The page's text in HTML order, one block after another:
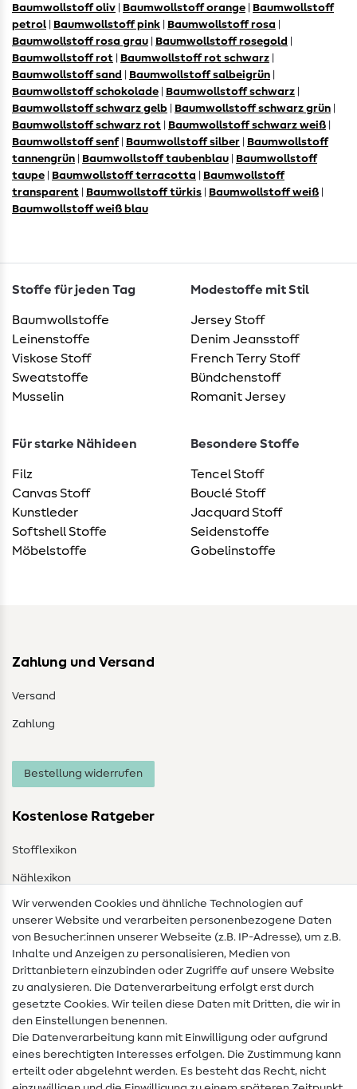
Baumwollstoff oliv
Baumwollstoff orange
Baumwollstoff
petrol
Baumwollstoff pink Baumwollstoff rosa
Baumwollstoff rosa grau
Baumwollstoff rosegold
Baumwollstoff rot
Baumwollstoff rot schwarz
Baumwollstoff sand
Baumwollstoff salbeigrün
Baumwollstoff schokolade
Baumwollstoff schwarz
Baumwollstoff schwarz gelb
Baumwollstoff schwarz grün
Baumwollstoff schwarz rot
Baumwollstoff schwarz weiß
Baumwollstoff senf| Baumwollstoff silber
Baumwollstoff
tannengrün
Baumwollstoff taubenblau
Baumwollstoff
taupe
Baumwollstoff terracotta
Baumwollstoff
transparent
Baumwollstoff türkis Baumwollstoff weiß
Baumwollstoff weiß blau
Stoffe für jeden Tag
Baumwollstoffe
Leinenstoffe
Viskose Stoff
Sweatstoffe
Musselin
Modestoffe mit Stil
Jersey Stoff
Denim Jeansstoff
French Terry Stoff
Bündchenstoff
Romanit Jersey
Für starke Nähideen
Filz
Canvas Stoff
Kunstleder
Softshell Stoffe
Möbelstoffe
Besondere Stoffe
Tencel Stoff
Bouclé Stoff
Jacquard Stoff
Seidenstoffe
Gobelinstoffe
Zahlung und Versand
Versand
Zahlung
Bestellung widerrufen
Kostenlose Ratgeber
Stofflexikon
Nählexikon
Nähanleitungen
Hilfe & Kontakt
Kontakt
Infos zum Betreiberwechsel
Widerrufsrecht
Wir verwenden Cookies und ähnliche Technologien auf
unserer Website und verarbeiten personenbezogene Daten
von Besucher:innen unserer Webseite (z.B. IP-Adresse), um z.B.
Inhalte und Anzeigen zu personalisieren, Medien von
Drittanbietern einzubinden oder Zugriffe auf unsere Website
zu analysieren. Die Datenverarbeitung erfolgt erst durch
gesetzte Cookies. Wir teilen diese Daten mit Dritten, die wir in
den Einstellungen benennen.
Die Datenverarbeitung kann mit Einwilligung oder aufgrund
eines berechtigten Interesses erfolgen. Die Zustimmung kann
erteilt oder abgelehnt werden. Es besteht das Recht, nicht